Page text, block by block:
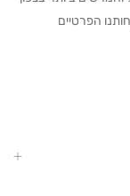
הפרטיים